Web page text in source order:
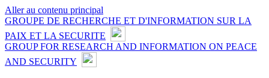
Aller au contenu principal
GROUPE DE RECHERCHE ET D'INFORMATION SUR LA
PAIX ET LA SECURITE
GROUP FOR RESEARCH AND INFORMATION ON PEACE
AND SECURITY